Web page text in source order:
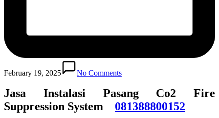
February 19, 2025 No Comments
Jasa Instalasi Pasang Co2 Fire
Suppression System 081388800152